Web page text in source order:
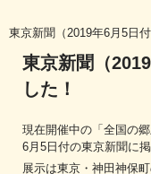
東京新聞（2019年6月5日
東京新聞（
した！
現在開催中の「全国の
6月5日付の東京新聞に掲
展示は東京・神田神保